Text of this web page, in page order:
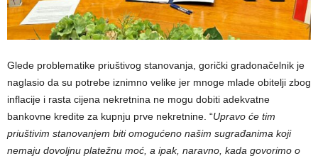
​Glede problematike priuštivog stanovanja, gorički gradonačelnik je
naglasio da su potrebe iznimno velike jer mnoge mlade obitelji zbog
inflacije i rasta cijena nekretnina ne mogu dobiti adekvatne
bankovne kredite za kupnju prve nekretnine. “Upravo će tim
priuštivim stanovanjem biti omogućeno našim sugrađanima koji
nemaju dovoljnu platežnu moć, a ipak, naravno, kada govorimo o